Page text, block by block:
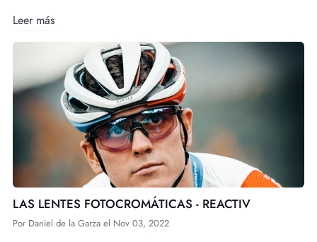
Leer más
LAS LENTES FOTOCROMÁTICAS - REACTIV
Por Daniel de la Garza el Nov 03, 2022